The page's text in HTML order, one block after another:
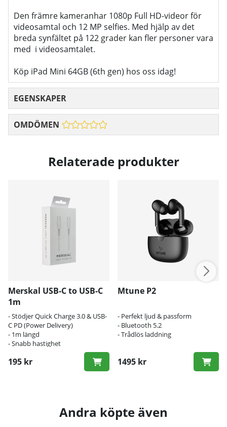
Den främre kameranhar 1080p Full HD-videor för
videosamtal och 12 MP selfies. Med hjälp av det
breda synfältet på 122 grader kan fler personer vara
med i videosamtalet.
Köp iPad Mini 64GB (6th gen) hos oss idag!
EGENSKAPER
OMDÖMEN
Relaterade produkter
Merskal USB-C to USB-C
1m
- Stödjer Quick Charge 3.0 & USB-
C PD (Power Delivery)
- 1m längd
- Snabb hastighet
195 kr
Mtune P2
- Perfekt ljud & passform
- Bluetooth 5.2
- Trådlös laddning
1495 kr
Andra köpte även